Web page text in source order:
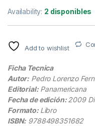
Availability: 2 disponibles
Add to wishlist
Ficha Tecnica
Autor: Pedro Lorenzo
Editorial:Panamericana
Fecha de edición: 2009
Formato: Libro
ISBN: 9788498351682